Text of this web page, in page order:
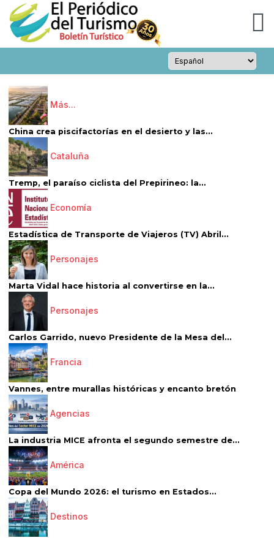
Más...
China crea piscifactorías en el desierto y las...
Cataluña
Tremp, el paraíso ciclista del Prepirineo: la...
Economía
Estadística de Transporte de Viajeros (TV) Abril...
Personajes
Marta Vidal hace historia al convertirse en la...
Personajes
Carlos Garrido, nuevo Presidente de la Mesa del...
Francia
Vannes, entre murallas históricas y encanto bretón
Agencias
La industria MICE afronta el segundo semestre de...
América
Copa del Mundo 2026: el turismo en Estados...
Destinos